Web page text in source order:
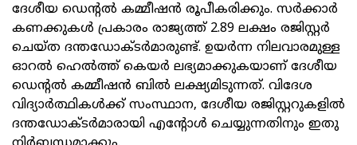
ദേശീയ ഡെന്റല്‍ കമ്മീഷന്‍ രൂപീകരിക്കും. സര്‍ക്കാര്‍
കണക്കുകള്‍ പ്രകാരം രാജ്യത്ത് 2.89 ലക്ഷം രജിസ്റ്റര്‍
ചെയ്ത ദന്തഡോക്ടര്‍മാരുണ്ട്. ഉയര്‍ന്ന നിലവാരമുള്ള
ഓറല്‍ ഹെല്‍ത്ത് കെയര്‍ ലഭ്യമാക്കുകയാണ് ദേശീയ
ഡെന്റല്‍ കമ്മീഷന്‍ ബില്‍ ലക്ഷ്യമിടുന്നത്. വിദേശ
വിദ്യാര്‍ത്ഥികള്‍ക്ക് സംസ്ഥാന, ദേശീയ രജിസ്റ്ററുകളില്‍
ദന്തഡോക്ടര്‍മാരായി എന്റോള്‍ ചെയ്യുന്നതിനും ഇതു